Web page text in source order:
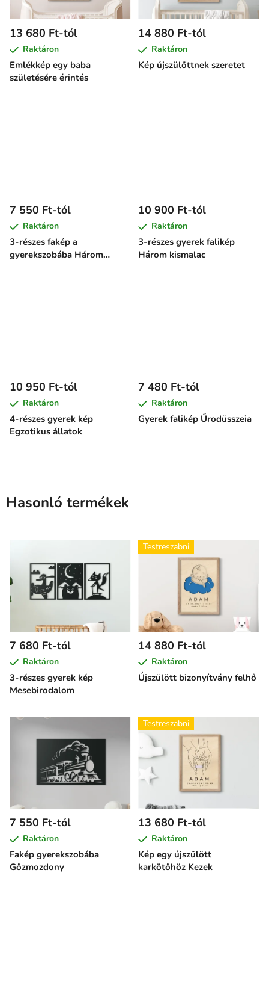
Emlékkép egy baba
születésére érintés
13 680 Ft-tól
Raktáron
Kép újszülöttnek szeretet
14 880 Ft-tól
Raktáron
3-részes fakép a
gyerekszobába Három
7 550 Ft-tól
Raktáron
3-részes gyerek falikép
Három kismalac
10 900 Ft-tól
Raktáron
4-részes gyerek kép
Egzotikus állatok
10 950 Ft-tól
Raktáron
Gyerek falikép Űrodüsszeia
7 480 Ft-tól
Raktáron
Hasonló termékek
3-részes gyerek kép
Mesebirodalom
7 680 Ft-tól
Raktáron
Testreszabni
Újszülött bizonyítvány felhő
14 880 Ft-tól
Raktáron
Fakép gyerekszobába
Gőzmozdony
7 550 Ft-tól
Raktáron
Testreszabni
Kép egy újszülött
karkötőhöz Kezek
13 680 Ft-tól
Raktáron